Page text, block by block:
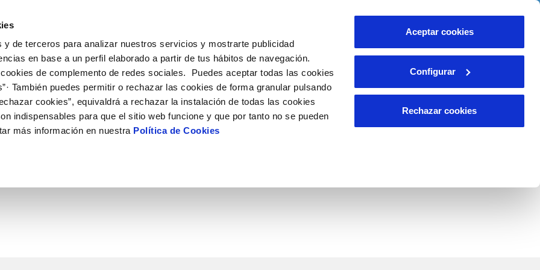
y de terceros para analizar nuestros servicios y mostrarte publicidad
en base a un perfil elaborado a partir de tus hábitos de navegación.
de complemento de redes sociales. Puedes aceptar todas las cookies
También puedes permitir o rechazar las cookies de forma granular pulsando
cookies”, equivaldrá a rechazar la instalación de todas las cookies
indispensables para que el sitio web funcione y que por tanto no se pueden
más información en nuestra Política de Cookies
Aceptar cookies
Configurar
Rechazar cookies
de titular
de suministro
MODIFICACIÓN DE DATOS
Actualizar datos bancarios
Actualizar datos de domicilio
INCIDENCIAS
Comunica anomalías o posibles
Servicio
AL CLIENTE
contacto
COMPROMISO DE SERVICIO
Arbitraje y mediación
Normativa del servicio
Tu agua
del agua
CUIDADOS DEL AGUA
Consejos de ahorro
Depósitos comunitarios
Conócenos
DE GESTIÓN Y CERTIFICADOS
Nuestros compromisos
DEL AGUA